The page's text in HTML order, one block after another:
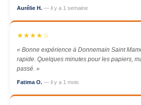
Aurélie H. — il y a 1 semaine
★★★★☆
« Bonne expérience à Donnemain Saint
rapide. Quelques minutes pour les papiers,
passé. »
Fatima O. — il y a 1 mois